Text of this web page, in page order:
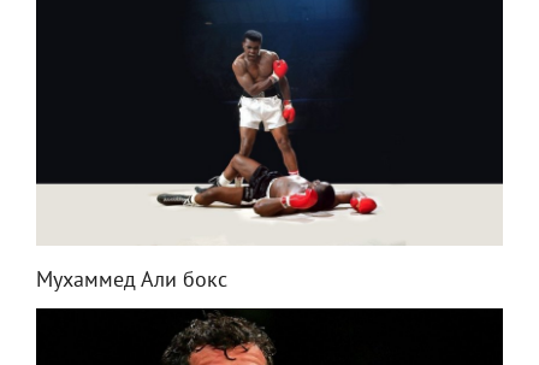
Мухаммед Али бокс